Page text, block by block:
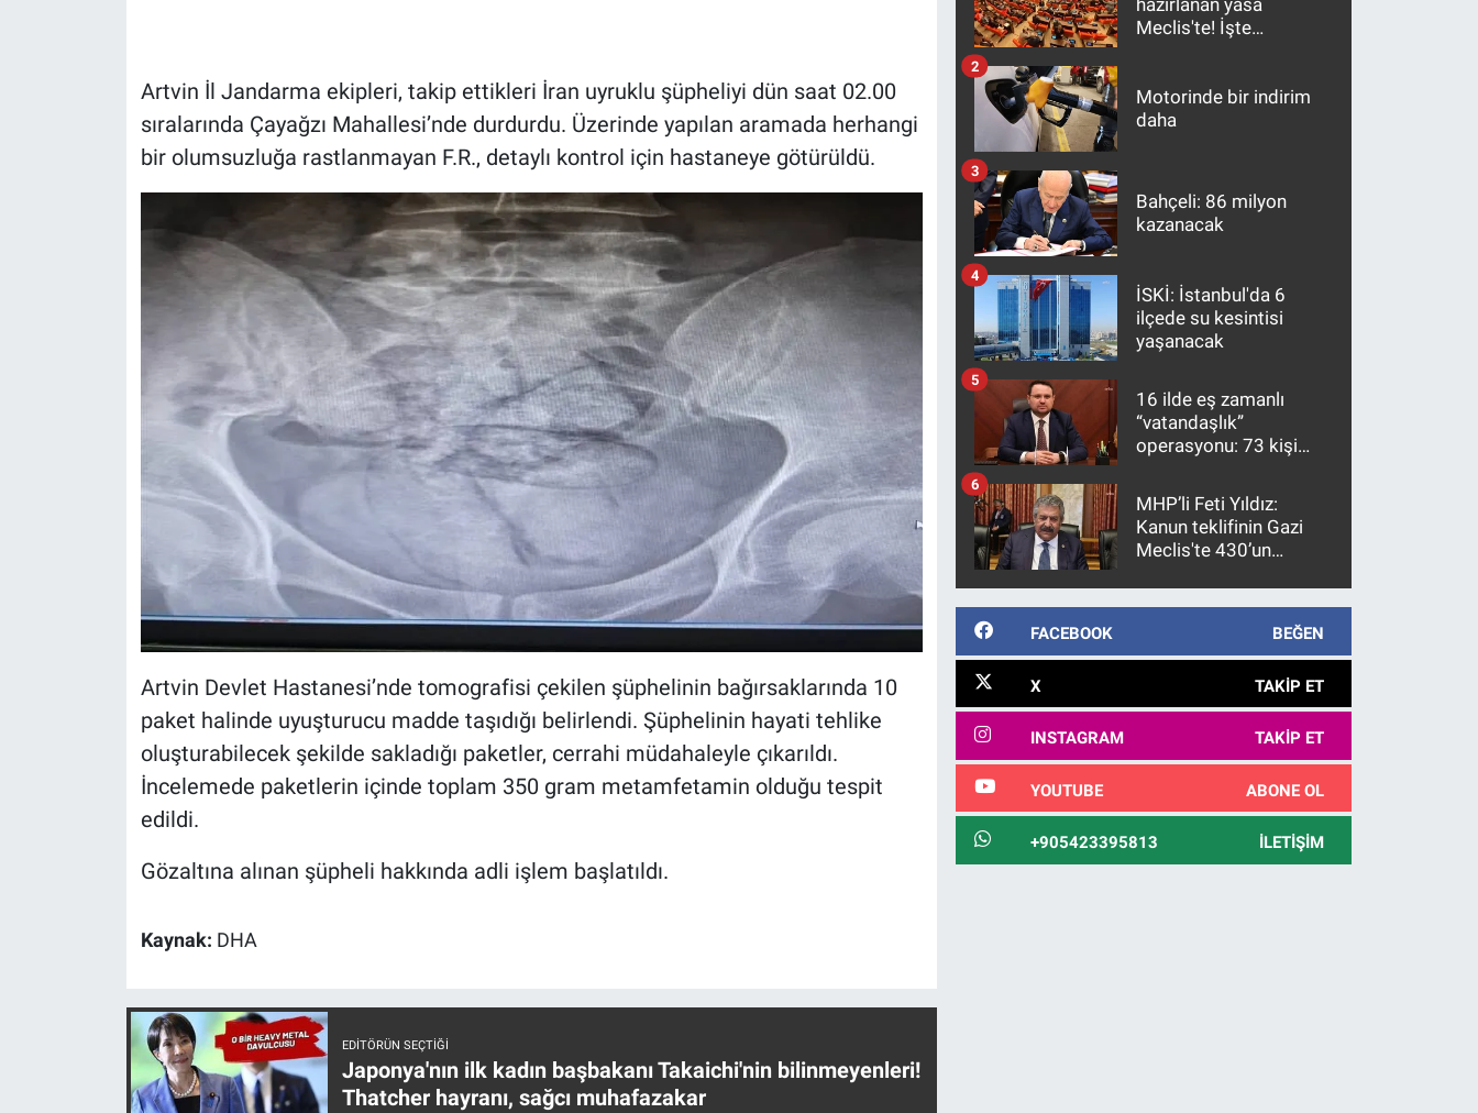
Artvin İl Jandarma ekipleri, takip ettikleri İran uyruklu şüpheliyi dün saat 02.00
sıralarında Çayağzı Mahallesi’nde durdurdu. Üzerinde yapılan aramada herhangi
bir olumsuzluğa rastlanmayan F.R., detaylı kontrol için hastaneye götürüldü.
Artvin Devlet Hastanesi’nde tomografisi çekilen şüphelinin bağırsaklarında 10
paket halinde uyuşturucu madde taşıdığı belirlendi. Şüphelinin hayati tehlike
oluşturabilecek şekilde sakladığı paketler, cerrahi müdahaleyle çıkarıldı.
İncelemede paketlerin içinde toplam 350 gram metamfetamin olduğu tespit
edildi.
Gözaltına alınan şüpheli hakkında adli işlem başlatıldı.
Kaynak: DHA
EDITÖRÜN SEÇTIĞI
Japonya'nın ilk kadın başbakanı Takaichi'nin bilinmeyenleri!
Thatcher hayranı, sağcı muhafazakar
Meclis'te! İşte
Motorinde bir indirim
daha
2
Bahçeli: 86 milyon
kazanacak
3
İSKİ: İstanbul'da 6
ilçede su kesintisi
yaşanacak
4
16 ilde eş zamanlı
“vatandaşlık”
operasyonu: 73 kişi
5
MHP’li Feti Yıldız:
Kanun teklifinin Gazi
Meclis'te 430’un
kanunlaşacağı
6
FACEBOOK BEĞEN
X TAKIP ET
INSTAGRAM TAKIP ET
YOUTUBE ABONE OL
+905423395813 İLETIŞIM
Programlar
Teknoloji
Yerel Gündem
Yerel Yaşam
Canlı Yayın